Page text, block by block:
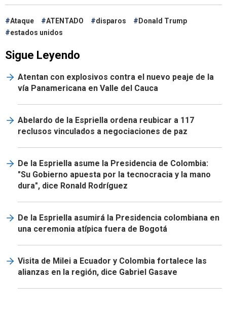
Ataque ATENTADO disparos
Donald Trump
estados unidos
Sigue Leyendo
Atentan con explosivos contra el nuevo peaje de la
vía Panamericana en Valle del Cauca
Abelardo de la Espriella ordena reubicar a 117
reclusos vinculados a negociaciones de paz
De la Espriella asume la Presidencia de Colombia:
"Su Gobierno apuesta por la tecnocracia y la mano
dura", dice Ronald Rodríguez
De la Espriella asumirá la Presidencia colombiana en
una ceremonia atípica fuera de Bogotá
Visita de Milei a Ecuador y Colombia fortalece las
alianzas en la región, dice Gabriel Gasave